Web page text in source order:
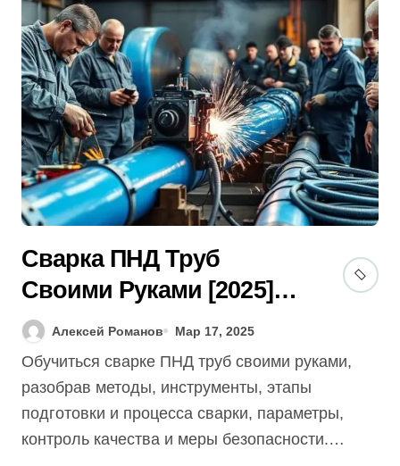
Сварка ПНД Труб
Своими Руками [2025]:
Гид + 5 Секретов Для
Новичков?
Алексей Романов Мар 17, 2025
Обучиться сварке ПНД труб своими руками,
разобрав методы, инструменты, этапы
подготовки и процесса сварки, параметры,
контроль качества и меры безопасности.…